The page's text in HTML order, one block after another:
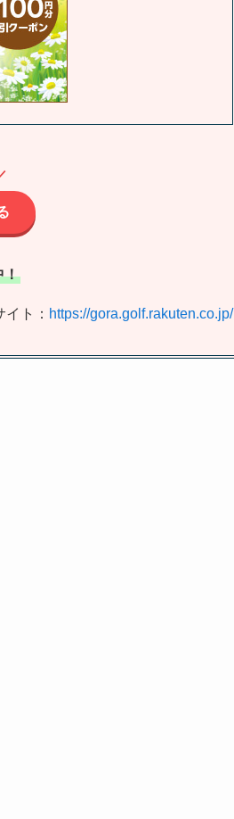
！
ト： https://gora.golf.rakuten.co.jp/